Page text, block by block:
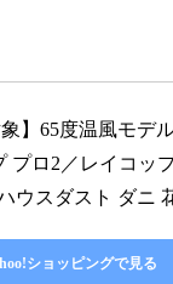
】65度温風モデ
プロ2／レイコッ
ウスダスト ダニ
ショッピングで見る